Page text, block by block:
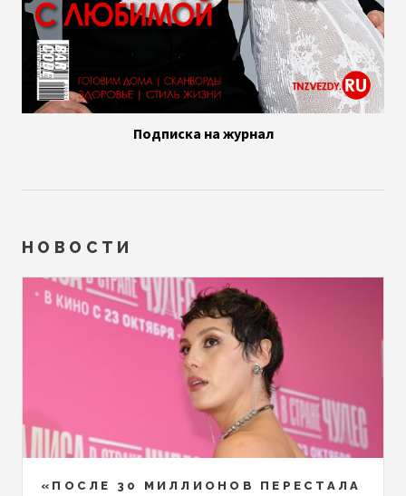
Подписка на журнал
НОВОСТИ
«ПОСЛЕ 30 МИЛЛИОНОВ ПЕРЕСТАЛА